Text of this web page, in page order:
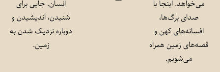
می‌خواهد. اینجا با
صدای برگ‌ها،
افسانه‌های کهن و
قصه‌های زمین همراه
می‌شویم.
انسان. جایی برای
شنیدن، اندیشیدن و
دوباره نزدیک شدن به
زمین.